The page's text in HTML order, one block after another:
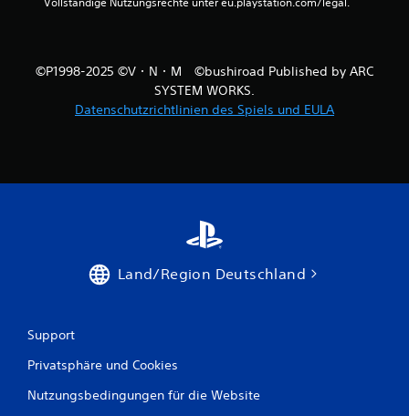
a
t
m
S
l
U
m
n
b
©P1998-2025 ©V・N・M ©bushiroad Published by ARC
SYSTEM WORKS.
Datenschutzrichtlinien des Spiels und EULA
Land/Region Deutschland
Support
Privatsphäre und Cookies
Nutzungsbedingungen für die Website